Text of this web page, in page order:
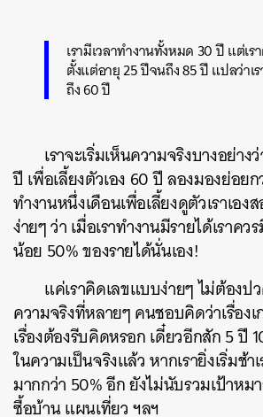
เรามีเวลาทำงานทั้งหมด 30 ปี แต่เร
ตั้งแต่อายุ 25 ปีจนถึง 85 ปี แปลว่าเ
ถึง 60 ปี
เราจะเริ่มเห็นความจริงบางอย่าง
ปี เพื่อเลี้ยงตัวเอง 60 ปี ลองมองย่อย
ทำงานหนึ่งเดือนเพื่อเลี้ยงดูตัวเราเอง
ง่ายๆ ว่า เมื่อเราทำงานมีรายได้เราคว
น้อย 50% ของรายได้นั่นเอง!
แค่เราคิดเลขแบบง่ายๆ ไม่ต้องป
ความจริงที่หลายๆ คนชอบคิดว่าเรื่อง
เรื่องต้องรีบคิดหรอก เดี๋ยวอีกสัก 5 ปี
ในความเป็นจริงแล้ว หากเรายิ่งเริ่มช้า
มากกว่า 50% อีก ยังไม่นับรวมเป้าหม
ซื้อบ้าน แผนเที่ยว ฯลฯ